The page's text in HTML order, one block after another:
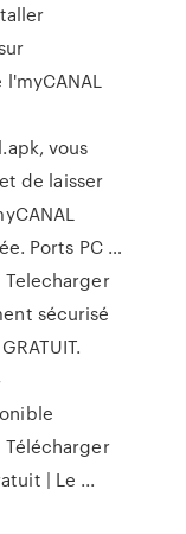
vous
de laisser
Ports PC …
Telecharger
sécurisé
| Le ...